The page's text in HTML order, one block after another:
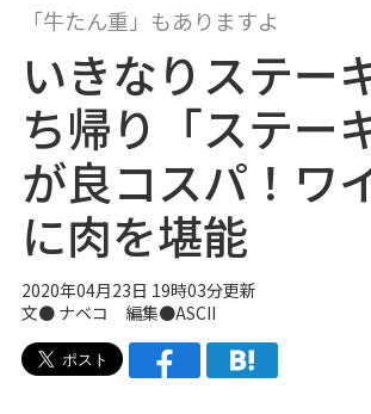
「牛たん重」もありますよ
いきなりステー
ち帰り「ステー
が良コスパ！ワ
に肉を堪能
2020年04月23日 19時03分更新
文● ナベコ 編集●ASCII